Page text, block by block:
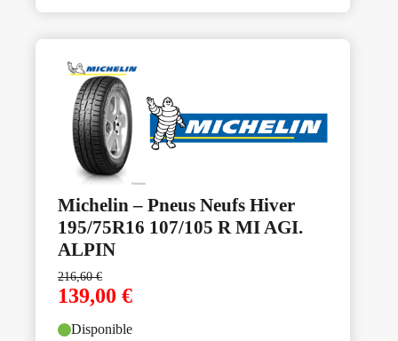
Michelin – Pneus Neufs Hiver
195/75R16 107/105 R MI AGI.
ALPIN
216,60€
139,00 €
Disponible